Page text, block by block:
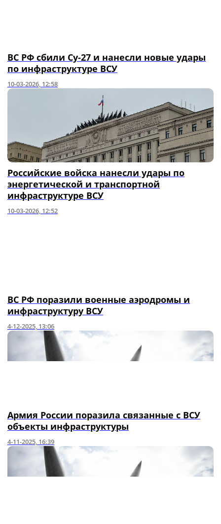
ВС РФ сбили Су-27 и нанесли новые удары
по инфраструктуре ВСУ
10-03-2026, 12:58
Российские войска нанесли удары по
энергетической и транспортной
инфраструктуре ВСУ
10-03-2026, 12:52
ВС РФ поразили военные аэродромы и
инфраструктуру ВСУ
4-12-2025, 13:06
Армия России поразила связанные с ВСУ
объекты инфраструктуры
4-11-2025, 16:39